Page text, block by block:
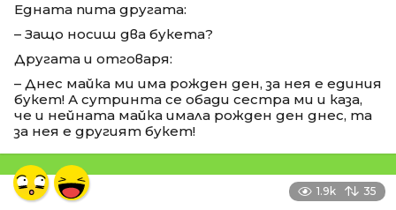
Едната пита другата:
– Защо носиш два букета?
Другата и отговаря:
– Днес майка ми има рожден ден, за нея е единия
букет! А сутринта се обади сестра ми и каза,
че и нейната майка имала рожден ден днес, та
за нея е другият букет!
1.9k 35